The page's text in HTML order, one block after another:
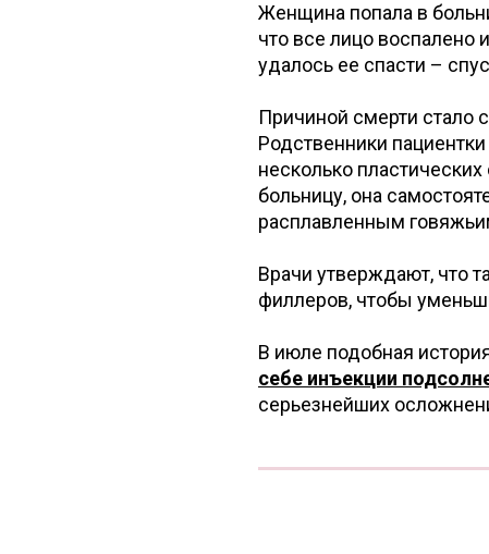
Женщина попала в
что все лицо воспалено
удалось ее спасти –
Причиной смерти стало
Родственники
несколько
больницу, она
расплавленным
Врачи утверждают, что
филлеров, чтобы
В июле подобная
себе инъекции
серьезнейших